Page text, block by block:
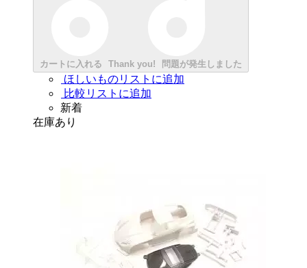
カートに入れる Thank you! 問題が発生しました
ほしいものリストに追加
比較リストに追加
新着
在庫あり